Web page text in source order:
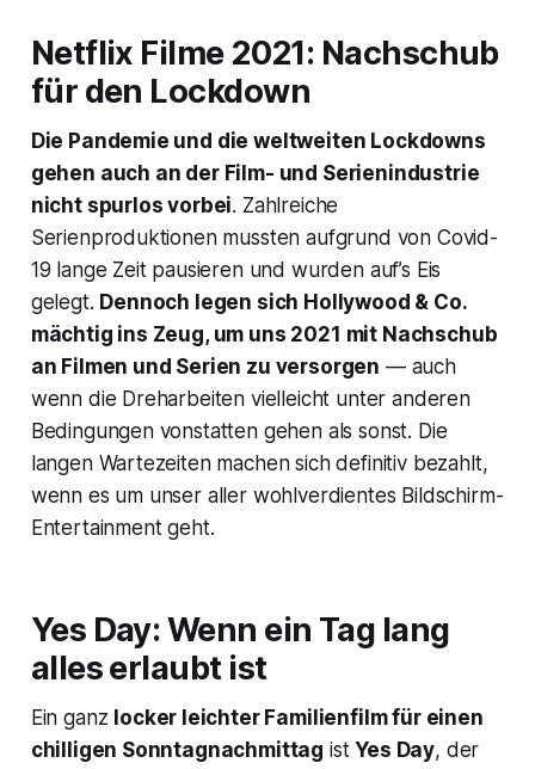
Netflix Filme 2021: Nachschub
für den Lockdown
Die Pandemie und die weltweiten Lockdowns
gehen auch an der Film- und Serienindustrie
nicht spurlos vorbei. Zahlreiche
Serienproduktionen mussten aufgrund von Covid-
19 lange Zeit pausieren und wurden auf’s Eis
gelegt. Dennoch legen sich Hollywood & Co.
mächtig ins Zeug, um uns 2021 mit Nachschub
an Filmen und Serien zu versorgen — auch
wenn die Dreharbeiten vielleicht unter anderen
Bedingungen vonstatten gehen als sonst. Die
langen Wartezeiten machen sich definitiv bezahlt,
wenn es um unser aller wohlverdientes Bildschirm-
Entertainment geht.
Yes Day: Wenn ein Tag lang
alles erlaubt ist
Ein ganz locker leichter Familienfilm für einen
chilligen Sonntagnachmittag istYes Day, der